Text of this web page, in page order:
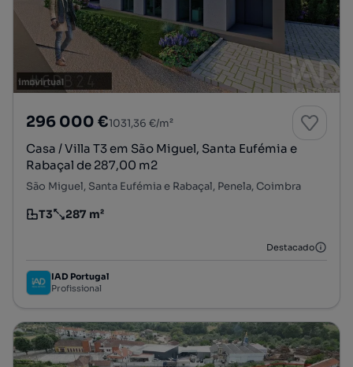
296 000 €1031,36 €/m²
Casa / Villa T3 em São Miguel, Santa Eufémia e
Rabaçal de 287,00 m2
São Miguel, Santa Eufémia e Rabaçal, Penela, Coimbra
Tipologia
T3
Preço por metro quadrado
287 m²
Destacado
IAD Portugal
Profissional